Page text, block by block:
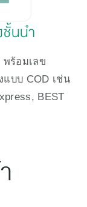
นนำ
พร้อมเลข
แบบ COD เช่น
BEST